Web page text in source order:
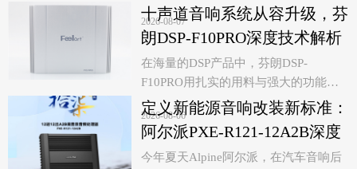
更好的低频饱满度，当然也有更好的下
潜。但阿尔派更有绝招，结合DSP功放
的算法，让它的BRV系列喇叭，有如加
了低音炮的效果。这种结合DSP算法而
设计的喇叭，老炮敢打赌，你肯定是第
一次见。
2026-08-07
十声道音响系统从容升级，芬
朗DSP-F10PRO深度技术解析
在海量的DSP产品中，芬朗DSP-
F10PRO用扎实的用料与强大的功能证
明，这是一款内外兼修的诚意之作，对
于追求原车无损升级、希望搭建高品质
主动分频系统的车主而言，F10PRO无
疑是一个值得重点考虑的选项。
2026-08-06
定义新能源音响改装新标准：
阿尔派PXE-R121-12A2B深度
技术解析，从底层电路到声学
今年夏天Alpine阿尔派，在汽车音响后